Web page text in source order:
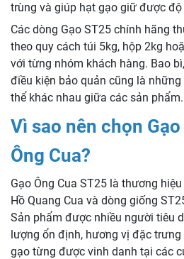
trùng và giúp hạt gạo giữ được
Các dòng Gạo ST25 chính hãng
theo quy cách túi 5kg, hộp 2kg
với từng nhóm khách hàng. Bao
điều kiện bảo quản cũng là
thể khác nhau giữa các sản phẩm.
Vì sao nên chọn
Ông Cua?
Gạo Ông Cua ST25 là thương
Hồ Quang Cua và dòng giống
Sản phẩm được nhiều người tiêu
lượng ổn định, hương vị đặc
gạo từng được vinh danh tại các